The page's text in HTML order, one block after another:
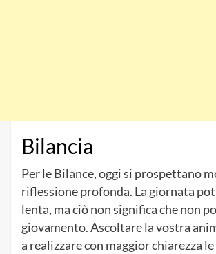
Bilancia
Per le Bilance, oggi si prospettano
riflessione profonda. La giornata
lenta, ma ciò non significa che non
giovamento. Ascoltare la vostra
a realizzare con maggior chiarezza